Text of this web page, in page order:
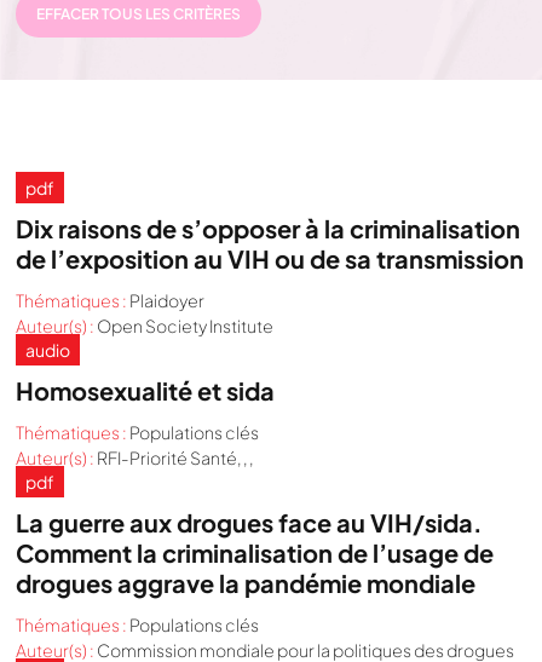
EFFACER TOUS LES CRITÈRES
pdf
Dix raisons de s’opposer à la criminalisation
de l’exposition au VIH ou de sa transmission
Thématiques : Plaidoyer
Auteur(s) : Open Society Institute
audio
Homosexualité et sida
Thématiques : Populations clés
Auteur(s) : RFI-Priorité Santé, , ,
pdf
La guerre aux drogues face au VIH/sida.
Comment la criminalisation de l’usage de
drogues aggrave la pandémie mondiale
Thématiques : Populations clés
Auteur(s) : Commission mondiale pour la politiques des drogues